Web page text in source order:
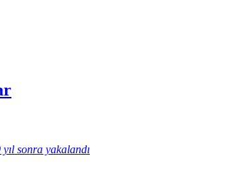
sonra yakalandı